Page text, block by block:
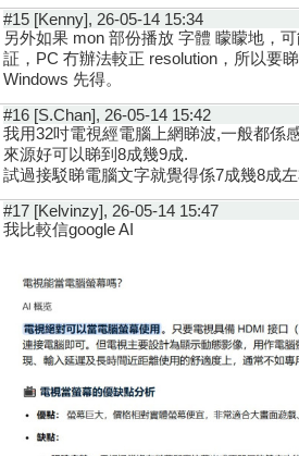
#15 [Kenny], 26-05-14 15:34
另外如果 mon 部份播放 字體 矇矇地，
証，PC 冇辦法較正 resolution，所以要
Windows 先得。
#16 [S.Chan], 26-05-14 15:42
我用32吋電視經電腦上網睇波,一般都係
來源好可以睇到8成幾9成.
試過接駁睇電腦文字就覺得係7成幾8成左
#17 [Kelvinzy], 26-05-14 15:47
我比較信google AI